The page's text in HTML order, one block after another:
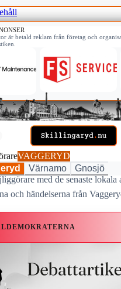
är betald reklam från företag och
VAGGERYD
Värnamo
Gnosjö
med de senaste lokala
och händelserna från